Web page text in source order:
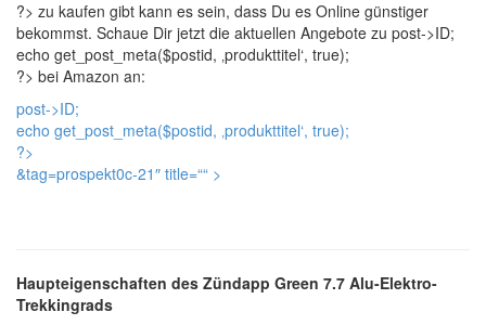
?> zu kaufen gibt kann es sein, dass Du es Online günstiger
bekommst. Schaue Dir jetzt die aktuellen Angebote zu post->ID;
echo get_post_meta($postid, ‚produkttitel‘, true);
?> bei Amazon an:
post->ID;
echo get_post_meta($postid, ‚produkttitel‘, true);
?>
&tag=prospekt0c-21″ title=““ >
Haupteigenschaften des Zündapp Green 7.7 Alu-Elektro-
Trekkingrads